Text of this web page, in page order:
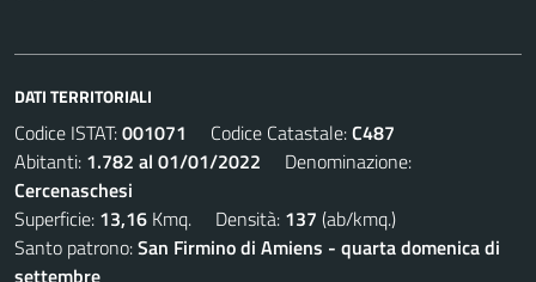
DATI TERRITORIALI
Codice ISTAT:001071 Codice Catastale:C487
Abitanti: 1.782 al 01/01/2022 Denominazione:
Cercenaschesi
Superficie: 13,16 Kmq. Densità: 137 (ab/kmq.)
Santo patrono:San Firmino di Amiens - quarta domenica di
settembre